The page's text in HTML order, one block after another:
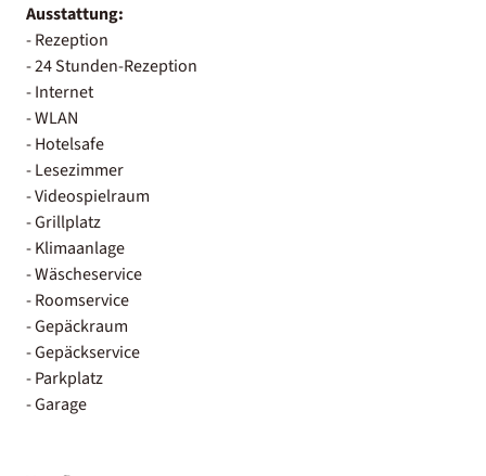
Ausstattung:
- Rezeption
- 24 Stunden-Rezeption
- Internet
- WLAN
- Hotelsafe
- Lesezimmer
- Videospielraum
- Grillplatz
- Klimaanlage
- Wäscheservice
- Roomservice
- Gepäckraum
- Gepäckservice
- Parkplatz
- Garage